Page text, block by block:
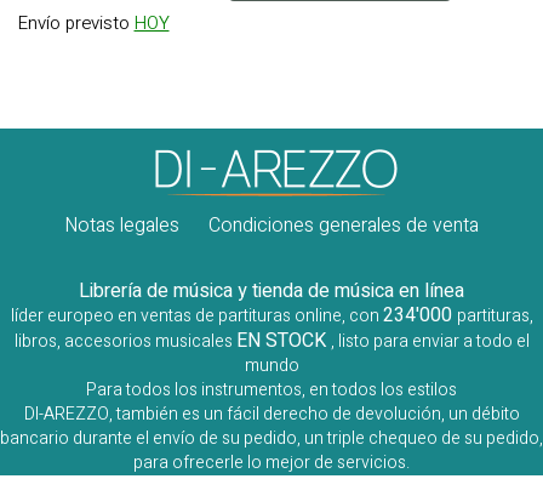
Envío previsto HOY
Notas legales Condiciones generales de venta
Librería de música y tienda de música en línea
líder europeo en ventas de partituras online, con234'000 partituras,
libros, accesorios musicales EN STOCK , listo para enviar a todo el
mundo
Para todos los instrumentos, en todos los estilos
DI-AREZZO, también es un fácil derecho de devolución, un débito
bancario durante el envío de su pedido, un triple chequeo de su pedido,
para ofrecerle lo mejor de servicios.